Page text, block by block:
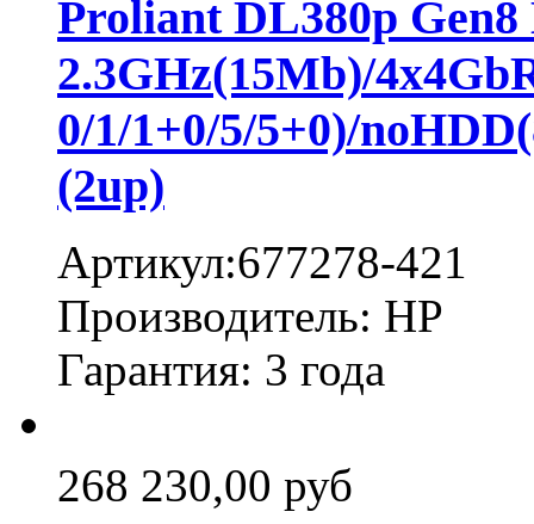
Proliant DL380p Gen8
2.3GHz(15Mb)/
0/1/1+0/5/5+0)/
(2up)
Артикул:677278-421
Производитель: HP
Гарантия: 3 года
268 230,00 руб